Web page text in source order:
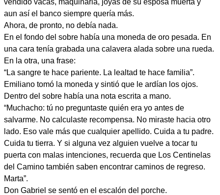
vendido vacas, maquinaria, joyas de su esposa muerta y
aun así el banco siempre quería más.
Ahora, de pronto, no debía nada.
En el fondo del sobre había una moneda de oro pesada. En
una cara tenía grabada una calavera alada sobre una rueda.
En la otra, una frase:
“La sangre te hace pariente. La lealtad te hace familia”.
Emiliano tomó la moneda y sintió que le ardían los ojos.
Dentro del sobre había una nota escrita a mano.
“Muchacho: tú no preguntaste quién era yo antes de
salvarme. No calculaste recompensa. No miraste hacia otro
lado. Eso vale más que cualquier apellido. Cuida a tu padre.
Cuida tu tierra. Y si alguna vez alguien vuelve a tocar tu
puerta con malas intenciones, recuerda que Los Centinelas
del Camino también saben encontrar caminos de regreso.
Marta”.
Don Gabriel se sentó en el escalón del porche.